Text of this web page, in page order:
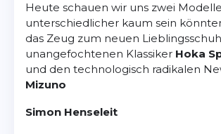
Heute schauen wir uns zwei
unterschiedlicher kaum sein
das Zeug zum neuen
unangefochtenen Klassiker Hoka
und den technologisch radikalen
Mizuno
Simon Henseleit